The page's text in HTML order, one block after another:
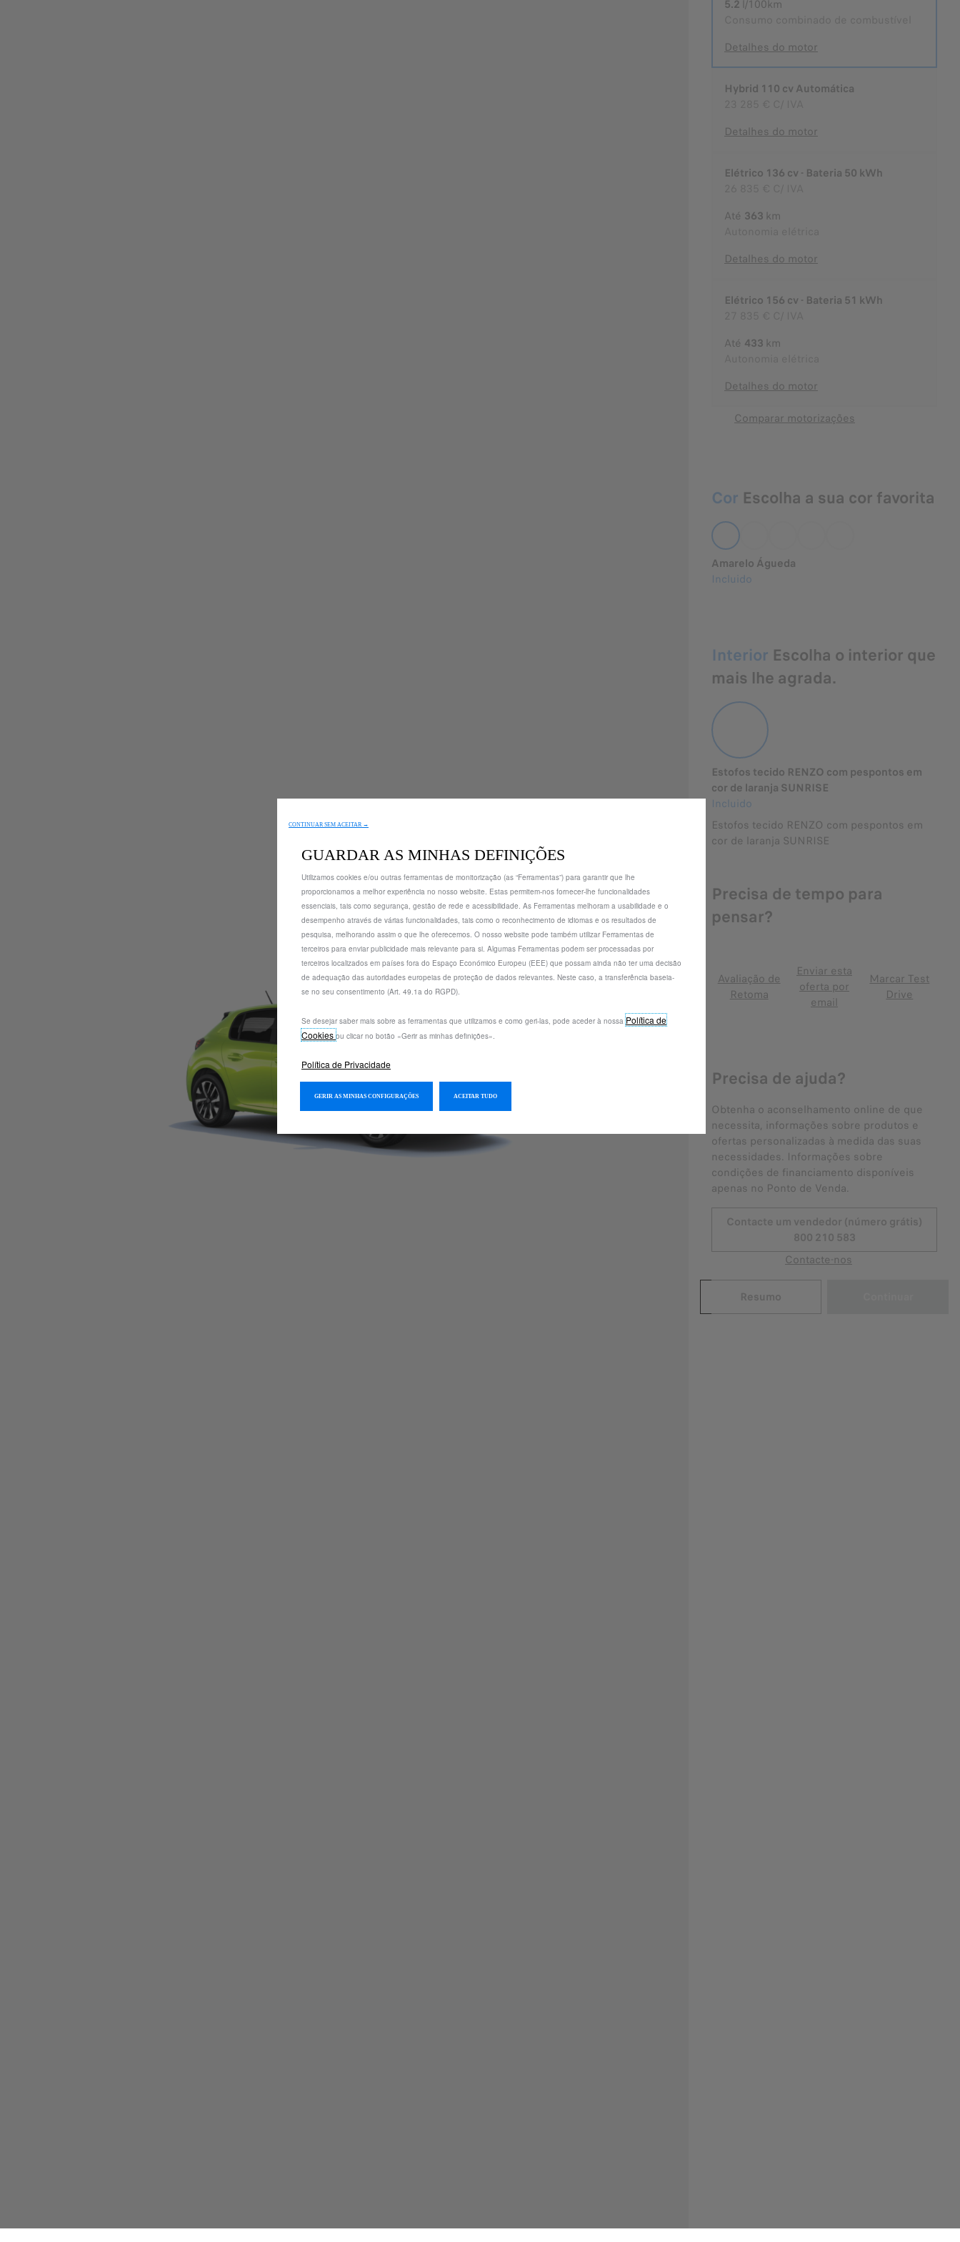
5.2 l/100km
Detalhes do motor
Hybrid 110 cv Automática
Detalhes do motor
Elétrico 136 cv - Bateria 50 kWh
Até 363 km
Detalhes do motor
Elétrico 156 cv - Bateria 51 kWh
Até 433 km
Detalhes do motor
Comparar motorizações
Cor Escolha a sua cor favorita
Amarelo Águeda
Incluido
Interior Escolha o interior que
mais lhe agrada.
Estofos tecido RENZO com pespontos em
cor de laranja SUNRISE
Incluido
Estofos tecido RENZO com pespontos em
cor de laranja SUNRISE
Precisa de tempo para
pensar?
Avaliação de
Retoma
Enviar esta
oferta por
email
Marcar Test
Drive
Precisa de ajuda?
Obtenha o aconselhamento online de que
necessita, informações sobre produtos e
ofertas personalizadas à medida das suas
necessidades. Informações sobre
condições de financiamento disponíveis
apenas no Ponto de Venda.
Contacte um vendedor (número grátis)
800 210 583
Contacte-nos
Resumo
CONTINUAR SEM ACEITAR →
GUARDAR AS MINHAS DEFINIÇÕES
Utilizamos cookies e/ou outras ferramentas de monitorização (as “Ferramentas”) para garantir que lhe
proporcionamos a melhor experiência no nosso website. Estas permitem-nos fornecer-lhe funcionalidades
essenciais, tais como segurança, gestão de rede e acessibilidade. As Ferramentas melhoram a usabilidade e o
desempenho através de várias funcionalidades, tais como o reconhecimento de idiomas e os resultados de
pesquisa, melhorando assim o que lhe oferecemos. O nosso website pode também utilizar Ferramentas de
terceiros para enviar publicidade mais relevante para si. Algumas Ferramentas podem ser processadas por
terceiros localizados em países fora do Espaço Económico Europeu (EEE) que possam ainda não ter uma decisão
de adequação das autoridades europeias de proteção de dados relevantes. Neste caso, a transferência baseia-
se no seu consentimento (Art. 49.1a do RGPD).
Se desejar saber mais sobre as ferramentas que utilizamos e como geri-las, pode aceder à nossaPolítica de
Cookies ou clicar no botão «Gerir as minhas definições».
Política de Privacidade
GERIR AS MINHAS CONFIGURAÇÕES ACEITAR TUDO